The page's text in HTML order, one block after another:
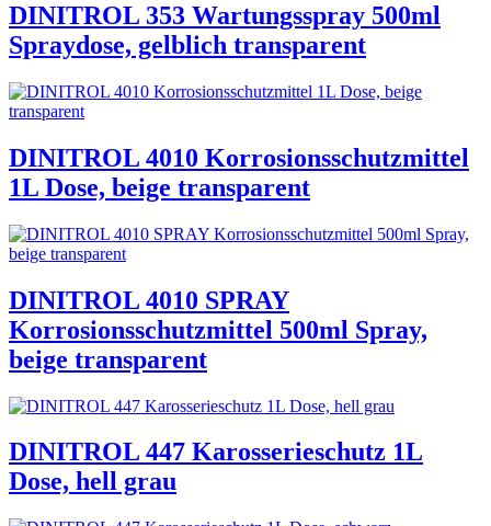
DINITROL 353 Wartungsspray 500ml
Spraydose, gelblich transparent
DINITROL 4010 Korrosionsschutzmittel
1L Dose, beige transparent
DINITROL 4010 SPRAY
Korrosionsschutzmittel 500ml Spray,
beige transparent
DINITROL 447 Karosserieschutz 1L
Dose, hell grau